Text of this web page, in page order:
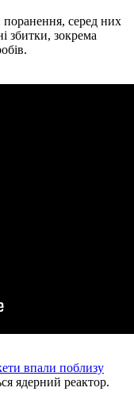
серед них
збитки, зокрема
впали поблизу
ядерний реактор.